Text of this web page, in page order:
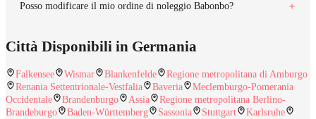
Posso modificare il mio ordine di noleggio Babonbo?
Città Disponibili in Germania
Falkensee Wismar Blankenfelde
Regione metropolitana di Amburgo
Renania Settentrionale-Vestfalia
Baveria
Meclemburgo-Pomerania
Occidentale
Brandenburgo Assia
Regione metropolitana Berlino-
Brandeburgo
Baden-Württemberg Sassonia Stuttgart
Karlsruhe